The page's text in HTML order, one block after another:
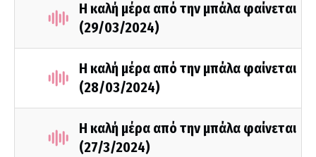
Η καλή μέρα από την μπάλα φαίνεται
(29/03/2024)
Η καλή μέρα από την μπάλα φαίνεται
(28/03/2024)
Η καλή μέρα από την μπάλα φαίνεται
(27/3/2024)